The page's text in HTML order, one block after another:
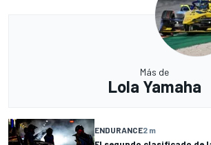
Más de
Lola Yamaha
ENDURANCE2 m